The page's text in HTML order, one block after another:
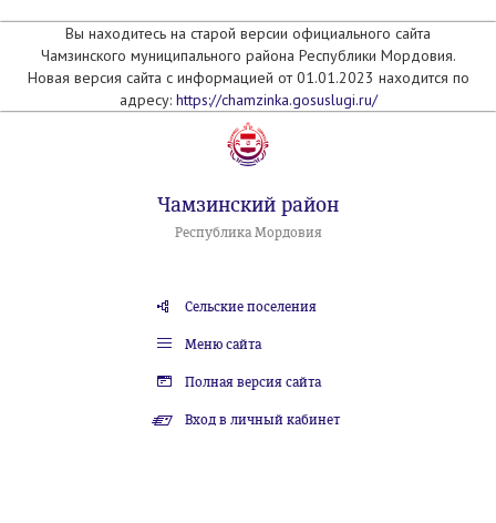
Вы находитесь на старой версии официального сайта
Чамзинского муниципального района Республики Мордовия.
Новая версия сайта с информацией от 01.01.2023 находится по
адресу: https://chamzinka.gosuslugi.ru/
Чамзинский район
Республика Мордовия
Сельские поселения
Меню сайта
Полная версия сайта
Вход в личный кабинет